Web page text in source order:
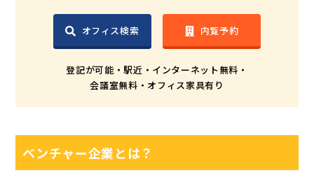
オフィス検索 内覧予約
登記が可能・駅近・インターネット無料・
会議室無料・オフィス家具有り
ベンチャー企業とは？